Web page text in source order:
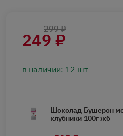
249 ₽
299 ₽
в наличии: 12 шт
Шоколад Бушерон
клубники 100г жб